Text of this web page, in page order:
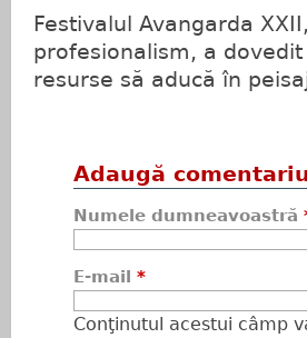
Festivalul Avangarda
profesionalism, a
resurse să aducă în
Adaugă
Numele dumneavoastră
E-mail *
Conţinutul acestui câmp